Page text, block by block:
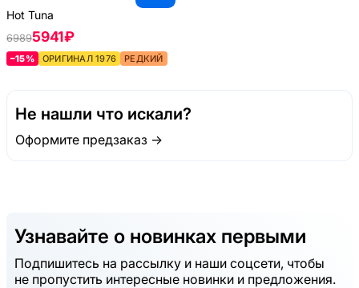
Hot Tuna
69895941 ₽
–15% ОРИГИНАЛ 1976 РЕДКИЙ
Не нашли что искали?
Оформите предзаказ →
Узнавайте о новинках первыми
Подпишитесь на рассылку и наши соцсети, чтобы
не пропустить интересные новинки и предложения.